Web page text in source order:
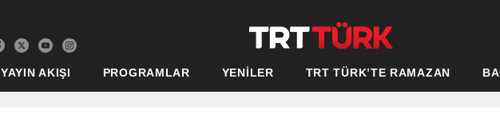
YAYIN AKIŞI PROGRAMLAR YENİLER TRT TÜRK’TE RAMAZAN